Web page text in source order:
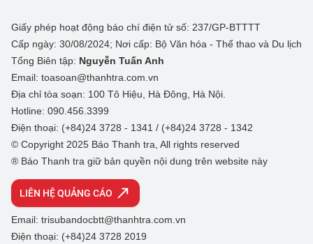
Giấy phép hoạt động báo chí điện tử số: 237/GP-BTTTT
Cấp ngày: 30/08/2024; Nơi cấp: Bộ Văn hóa - Thể thao và Du lịch
Tổng Biên tập: Nguyễn Tuấn Anh
Email: toasoan@thanhtra.com.vn
Địa chỉ tòa soạn: 100 Tô Hiệu, Hà Đông, Hà Nội.
Hotline: 090.456.3399
Điện thoại: (+84)24 3728 - 1341 / (+84)24 3728 - 1342
© Copyright 2025 Báo Thanh tra, All rights reserved
® Báo Thanh tra giữ bản quyền nội dung trên website này
LIÊN HỆ QUẢNG CÁO
Email: trisubandocbtt@thanhtra.com.vn
Điện thoại: (+84)24 3728 2019